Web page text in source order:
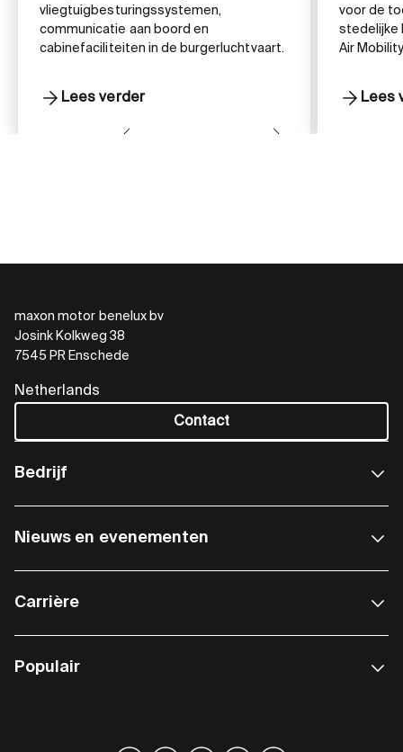
vliegtuigbesturingssystemen,
communicatie aan boord en
cabinefaciliteiten in de burgerluchtvaart.
Lees verder
voor de
stedelijke
Air
Lees
maxon motor benelux bv
Josink Kolkweg 38
7545 PR Enschede
Netherlands
Contact
Bedrijf
Nieuws en evenementen
Carrière
Populair